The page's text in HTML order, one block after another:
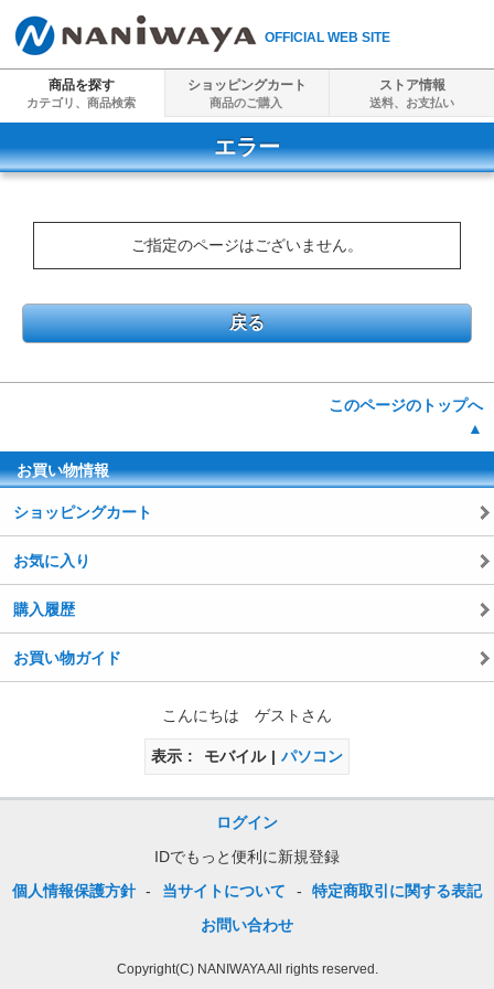
OFFICIAL WEB SITE
商品を探す
カテゴリ、商品検索
ショッピングカート
商品のご購入
ストア情報
送料、 お支払い
エラー
ご指定のページはございません。
戻る
このページのトップへ
▲
お買い物情報
ショッピングカート
お気に入り
購入履歴
お買い物ガイド
こんにちは ゲストさん
表示 モバイル パソコン
ログイン
IDでもっと便利に新規登録
個人情報保護方針 - 当サイトについて -
特定商取引に関する表記
お問い合わせ
Copyright(C) NANIWAYA All rights reserved.